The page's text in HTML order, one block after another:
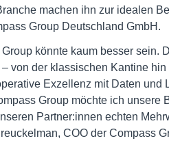
machen ihn zur idealen
Group Deutschland GmbH.
könnte kaum besser sein.
von der klassischen Kantine
Exzellenz mit Daten und
Group möchte ich unsere
Partner:innen echten
COO der Compass